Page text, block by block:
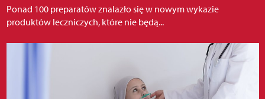
Ponad 100 preparatów znalazło się w nowym wykazie
produktów leczniczych, które nie będą...